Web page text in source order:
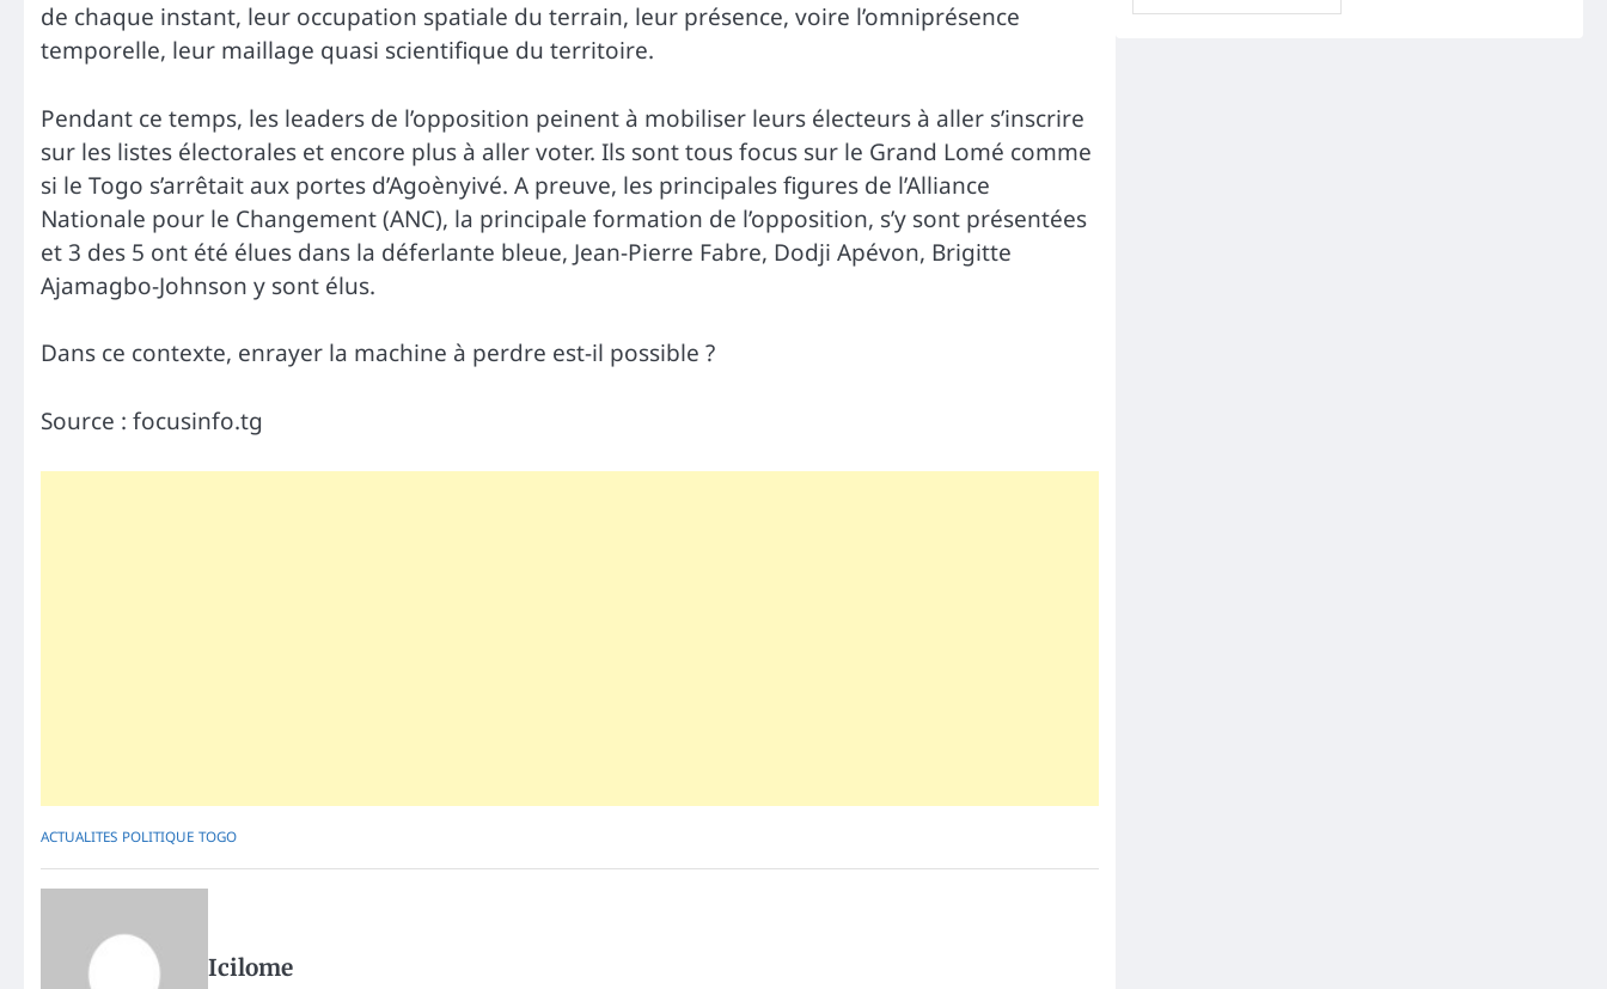
de chaque instant, leur occupation spatiale du terrain, leur présence, voire l’omniprésence
temporelle, leur maillage quasi scientifique du territoire.
Pendant ce temps, les leaders de l’opposition peinent à mobiliser leurs électeurs à aller s’inscrire
sur les listes électorales et encore plus à aller voter. Ils sont tous focus sur le Grand Lomé comme
si le Togo s’arrêtait aux portes d’Agoènyivé. A preuve, les principales figures de l’Alliance
Nationale pour le Changement (ANC), la principale formation de l’opposition, s’y sont présentées
et 3 des 5 ont été élues dans la déferlante bleue, Jean-Pierre Fabre, Dodji Apévon, Brigitte
Ajamagbo-Johnson y sont élus.
Dans ce contexte, enrayer la machine à perdre est-il possible ?
Source : focusinfo.tg
ACTUALITES POLITIQUE TOGO
Icilome